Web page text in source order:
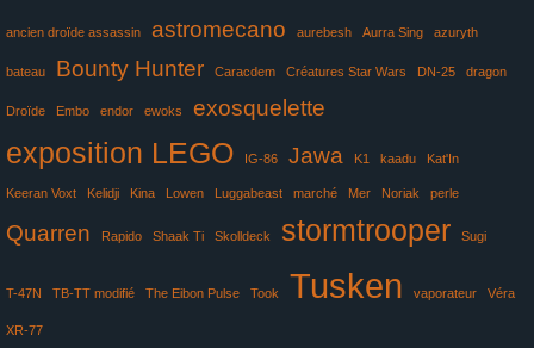
ancien droïde assassin astromecano aurebesh Aurra Sing azuryth
bateau Bounty Hunter Caracdem Créatures Star Wars DN-25 dragon
Droïde Embo endor ewoks exosquelette
exposition LEGO IG-86 Jawa K1 kaadu Kat'In
Keeran Voxt Kelidji Kina Lowen Luggabeast marché Mer Noriak perle
Quarren Rapido Shaak Ti Skolldeck stormtrooper Sugi
T-47N TB-TT modifié The Eibon Pulse Took Tusken vaporateur Véra
XR-77